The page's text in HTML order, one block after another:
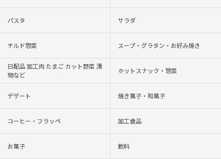
パスタ サラダ
チルド惣菜 スープ・グラタン・お好み焼き
日配品 加工肉 たまご カット野菜 漬
物など
ホットスナック・惣菜
デザート 焼き菓子・和菓子
コーヒー・フラッペ 加工食品
お菓子 飲料